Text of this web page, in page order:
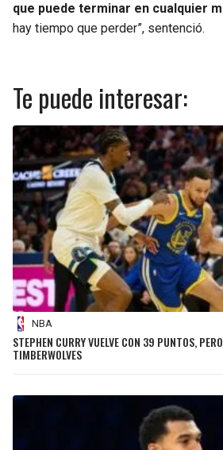
que puede terminar en cualquier
hay tiempo que perder”, sentenció.
Te puede interesar:
NBA
STEPHEN CURRY VUELVE CON 39 PUNTOS,
TIMBERWOLVES